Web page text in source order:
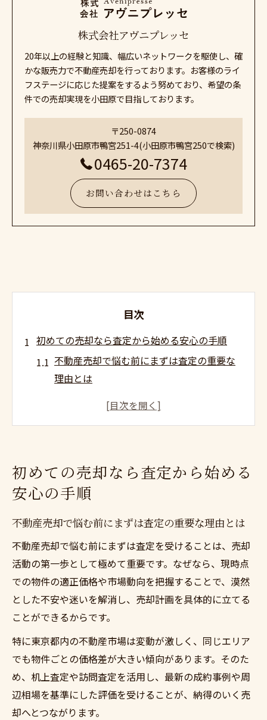
株式会社アヴニプレッセ
20年以上の経験と知識、幅広いネットワークを駆使し、確
かな販売力で不動産売却を行っております。お客様のライ
フステージに応じた提案をするよう努めており、希望の条
件での売却実現を小田原で目指しております。
〒250-0874
神奈川県小田原市鴨宮251-4(小田原市鴨宮250で検索)
0465-20-7374
お問い合わせはこちら
目次
初めての売却なら査定から始める安心の手順
不動産売却で悩む前にまずは査定の重要な
理由とは
初めての売却にこそ不動産売却で悩む前に
査定を受けることで不動産売却の不安を軽
減するコツ
ポイント
物件売却に悩む前に知るべき査定の基本
不動産売却で悩む前にまずは査定の基本手
順を解説
査定の流れを理解し不動産売却で悩む前に
不動産売却で悩む前にまずは査定の種類と
特徴
売却前に知りたい査定の仕組みとポイント
解説
初めての売却なら査定から始める
安心の手順
不動産売却で悩む前にまずは査定の重要な理由とは
不動産売却で悩む前にまずは査定を受けることは、売却
活動の第一歩として極めて重要です。なぜなら、現時点
での物件の適正価格や市場動向を把握することで、漠然
とした不安や迷いを解消し、売却計画を具体的に立てる
ことができるからです。
特に東京都内の不動産市場は変動が激しく、同じエリア
でも物件ごとの価格差が大きい傾向があります。そのた
め、机上査定や訪問査定を活用し、最新の成約事例や周
辺相場を基準にした評価を受けることが、納得のいく売
却へとつながります。